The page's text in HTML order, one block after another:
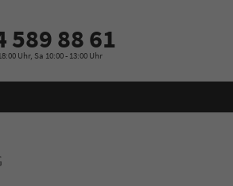
589 88 61
Uhr, Sa 10:00 - 13:00 Uhr